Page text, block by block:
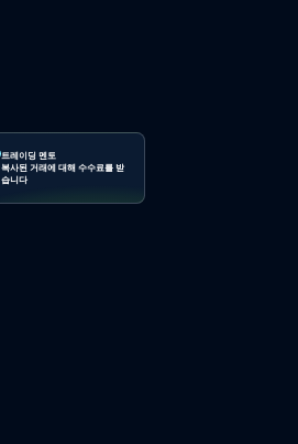
트레이딩 멘토
복사된 거래에 대해 수수료를 받
습니다